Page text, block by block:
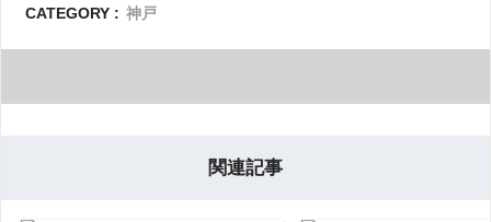
CATEGORY : 神戸
関連記事